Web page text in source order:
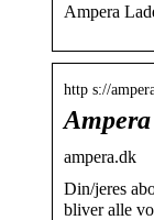
Ampera
http s://
Ampera
ampera.dk
Din/jeres
bliver alle